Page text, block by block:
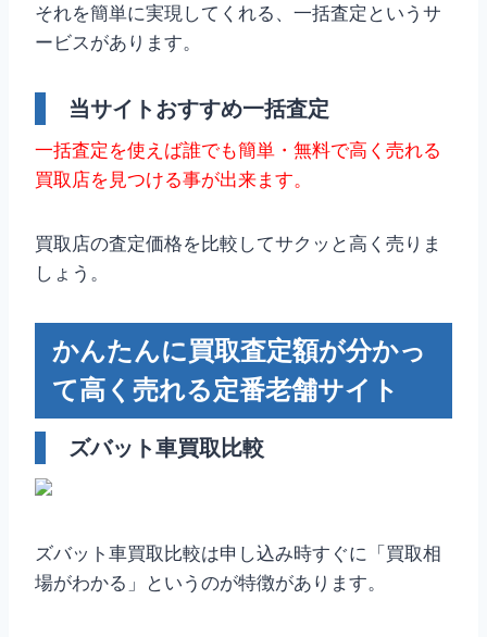
それを簡単に実現してくれる、一括査定というサ
ービスがあります。
当サイトおすすめ一括査定
一括査定を使えば誰でも簡単・無料で高く売れる
買取店を見つける事が出来ます。
買取店の査定価格を比較してサクッと高く売りま
しょう。
かんたんに買取査定額が分かっ
て高く売れる定番老舗サイト
ズバット車買取比較
ズバット車買取比較は申し込み時すぐに「買取相
場がわかる」というのが特徴があります。